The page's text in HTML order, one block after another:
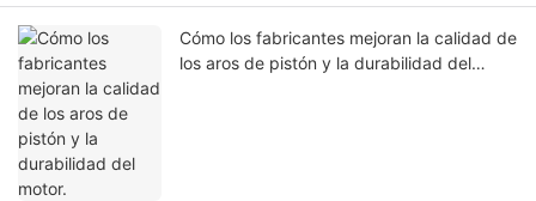
Cómo los fabricantes mejoran la calidad de
los aros de pistón y la durabilidad del